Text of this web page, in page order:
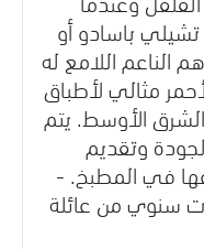
باسادو أو
اللامع له
مثالي لأطباق
الأوسط. يتم
وتقديم
في المطبخ. -
سنوي من عائلة